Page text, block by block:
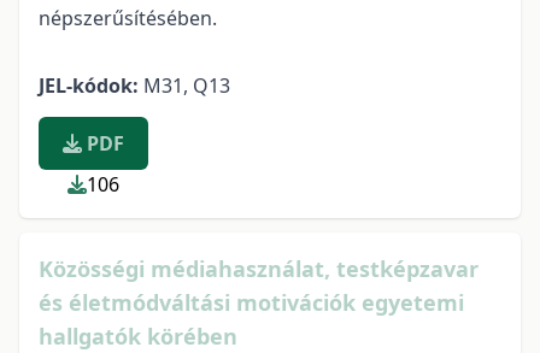
népszerűsítésében.
JEL-kódok: M31, Q13
PDF
106
Közösségi médiahasználat, testképzavar
és életmódváltási motivációk egyetemi
hallgatók körében